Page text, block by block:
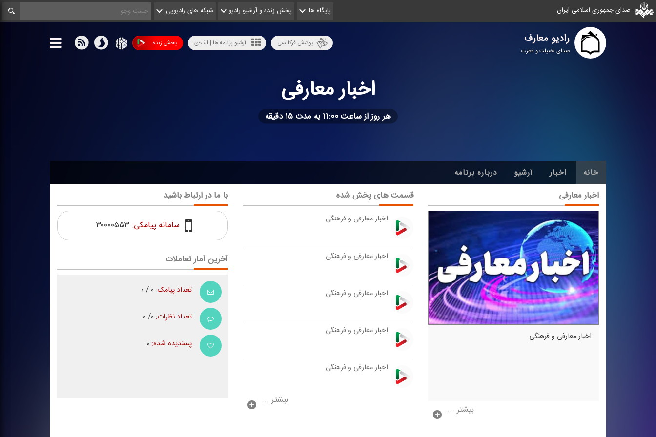
صدای جمهوری اسلامی ایران پایگاه ها پخش زنده و آرشیو رادیو شبکه های رادیویی
رادیو معارف
صدای فضیلت و فطرت
پخش زنده آرشیو برنامه ها | الف-ی پوشش فرکانسی
اخبار معارفی
هر روز از ساعت ۱۱:۰۰ به مدت ۱۵ دقیقه
خانه اخبار آرشیو درباره برنامه
اخبار معارفی
اخبار معارفی و فرهنگی
بیشتر ...
قسمت های پخش شده
اخبار معارفی و فرهنگی
اخبار معارفی و فرهنگی
اخبار معارفی و فرهنگی
اخبار معارفی و فرهنگی
اخبار معارفی و فرهنگی
بیشتر ...
با ما در ارتباط باشید
سامانه پیامکی: ۳۰۰۰۰۵۵۳
آخرین آمار تعاملات
تعداد پیامک:
تعداد نظرات:
پسندیده شده: